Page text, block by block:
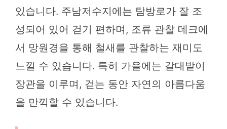
있습니다. 주남저수지에는 탐방로가 잘 조
성되어 있어 걷기 편하며, 조류 관찰 데크에
서 망원경을 통해 철새를 관찰하는 재미도
느낄 수 있습니다. 특히 가을에는 갈대밭이
장관을 이루며, 걷는 동안 자연의 아름다움
을 만끽할 수 있습니다.